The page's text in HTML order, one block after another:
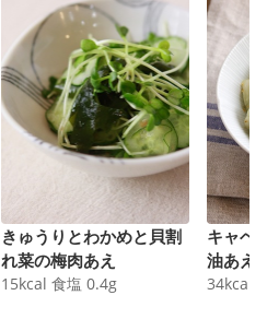
きゅうりとわかめと貝割
れ菜の梅肉あえ
15kcal 食塩 0.4g
キャベ
油あえ
34kcal